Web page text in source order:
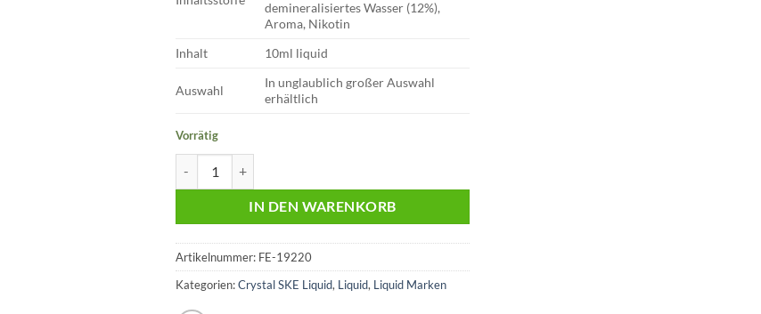
demineralisiertes Wasser (12%),
Aroma, Nikotin
Inhalt
10ml liquid
Auswahl
In unglaublich großer Auswahl
erhältlich
Vorrätig
IN DEN WARENKORB
Artikelnummer: FE-19220
Kategorien:Crystal SKE Liquid, Liquid, Liquid Marken